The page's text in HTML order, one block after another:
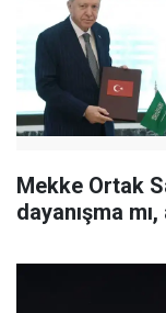
Mekke Ortak
dayanışma